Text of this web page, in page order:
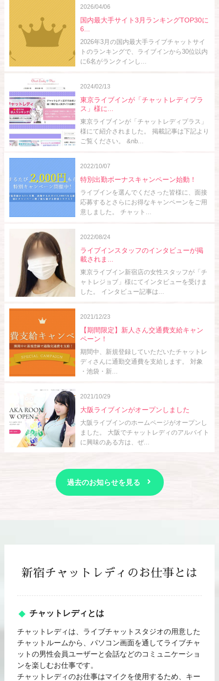
2026/04/06
国内最大手サイト3月ランキングTOP30に
6...
2026年3月の国内最大手ライブチャットサイ
トのランキングで、ライブインから30位以内
に6名がランクインし...
2024/02/13
東京ライブインが「チャットレディプラ
ス」様に...
東京ライブインが「チャットレディプラス」
様にて紹介されました。 掲載記事は下記より
ご覧ください。 &nb...
2022/10/07
特別出勤ボーナスキャンペーン始動！
ライブインを選んでくださった皆様に、面接
応募するとさらにお得なキャンペーンをご用
意しました。 チャット...
2022/08/24
ライブインスタッフのインタビューが掲
載されま...
東京ライブイン新宿店の女性スタッフが「チ
ャトレジョブ」様にてインタビューを受けま
した。 インタビュー記事は...
2021/12/23
【期間限定】新人さん交通費支給キャン
ペーン！
期間中、新規登録していただいたチャットレ
ディさんに通勤交通費を支給します。 対象
・池袋・新...
2021/10/29
大阪ライブインがオープンしました
大阪ライブインのホームページがオープンし
ました。 大阪でチャットレディのアルバイト
に興味のある方は、ぜ...
過去のお知らせを見る
新宿チャットレディのお仕事とは
チャットレディとは
チャットレディは、ライブチャットスタジオの用意した
チャットルームから、パソコン画面を通してライブチャ
ットの男性会員ユーザーと会話などのコミュニケーショ
ンを楽しむお仕事です。
チャットレディのお仕事はマイクを使用するため、キー